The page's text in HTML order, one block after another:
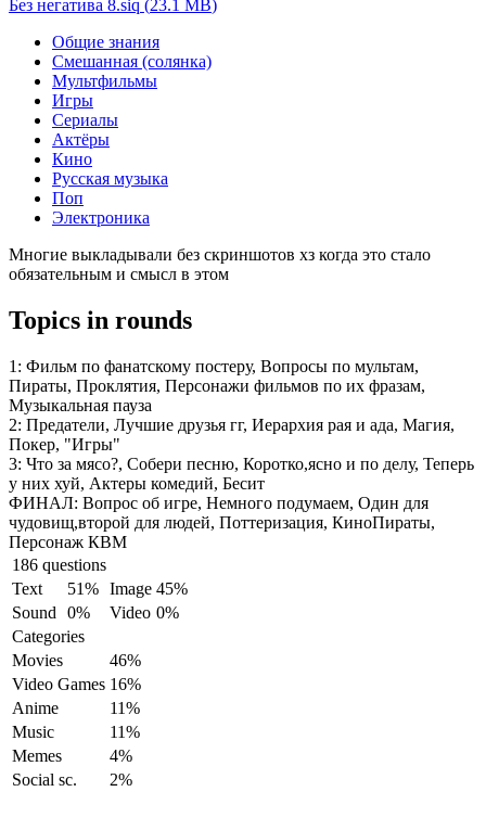
Без негатива 8.siq (23.1 MB)
Общие знания
Смешанная (солянка)
Мультфильмы
Игры
Сериалы
Актёры
Кино
Русская музыка
Поп
Электроника
Многие выкладывали без скриншотов хз когда это стало
обязательным и смысл в этом
Topics in rounds
1: Фильм по фанатскому постеру, Вопросы по мультам,
Пираты, Проклятия, Персонажи фильмов по их фразам,
Музыкальная пауза
2: Предатели, Лучшие друзья гг, Иерархия рая и ада, Магия,
Покер, "Игры"
3: Что за мясо?, Собери песню, Коротко,ясно и по делу, Теперь
у них хуй, Актеры комедий, Бесит
ФИНАЛ: Вопрос об игре, Немного подумаем, Один для
чудовищ,второй для людей, Поттеризация, КиноПираты,
Персонаж КВМ
186 questions
Text
51% Image 45%
Sound
0% Video 0%
Categories
Movies
46%
Video Games 16%
Anime
11%
Music
11%
Memes
4%
Social sc.
2%